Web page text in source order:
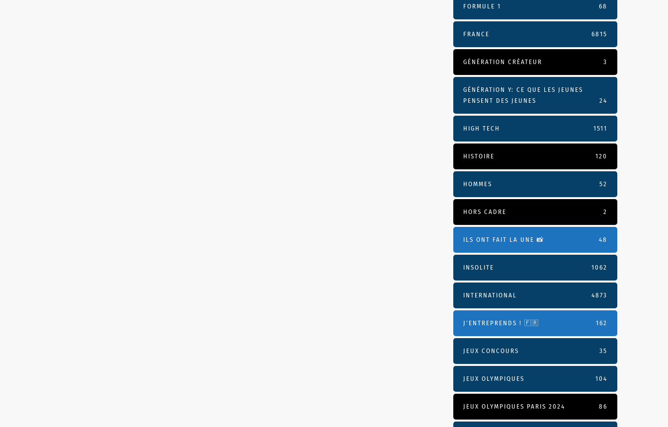
FORMULE 1 68
FRANCE 6815
GÉNÉRATION CRÉATEUR 3
GÉNÉRATION Y: CE QUE LES JEUNES
PENSENT DES JEUNES
24
HIGH TECH 1511
HISTOIRE 120
HOMMES 52
HORS CADRE 2
ILS ONT FAIT LA UNE 📸 48
INSOLITE 1062
INTERNATIONAL 4873
J'ENTREPRENDS ! 🇫🇷 162
JEUX CONCOURS 35
JEUX OLYMPIQUES 104
JEUX OLYMPIQUES PARIS 2024 86